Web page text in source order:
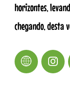
horizontes,
chegando, desta